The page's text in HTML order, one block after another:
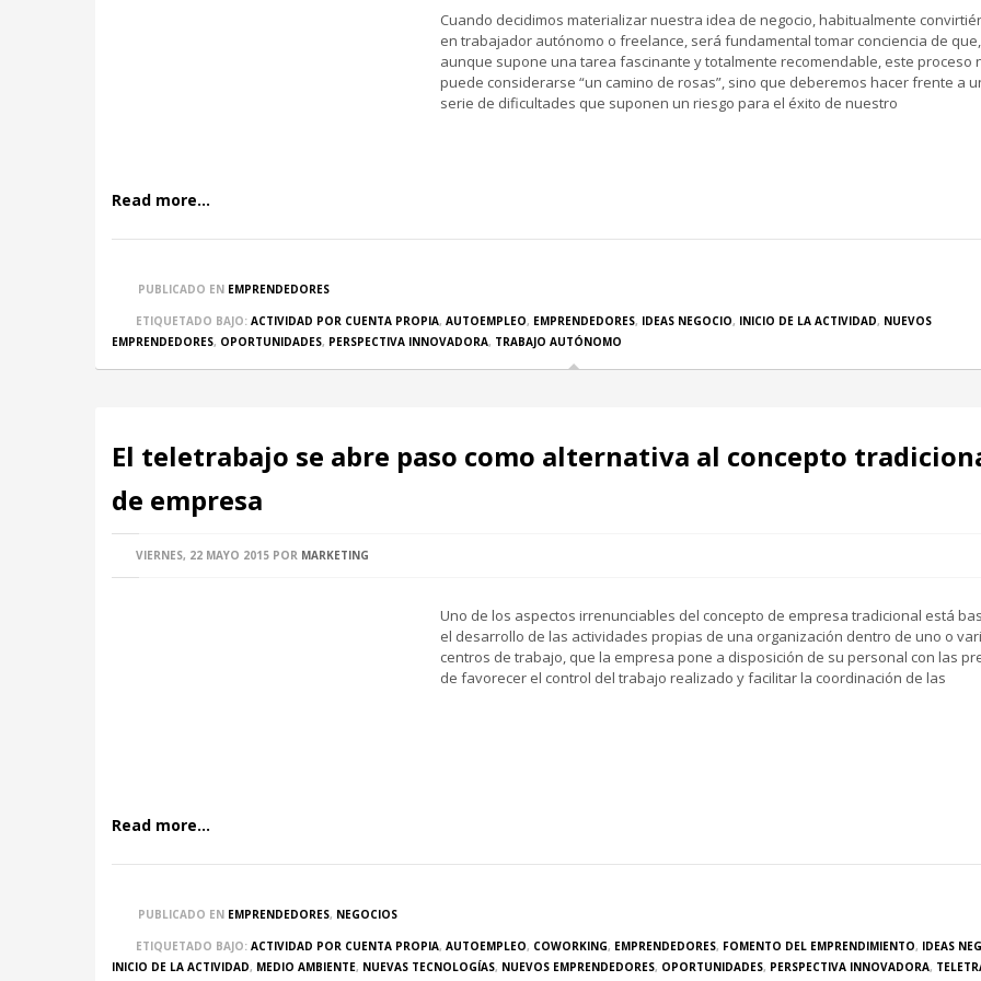
Cuando decidimos materializar nuestra idea de negocio, habitualmente
en trabajador autónomo o freelance, será fundamental tomar conciencia de que,
aunque supone una tarea fascinante y totalmente recomendable, este proceso
puede considerarse “un camino de rosas”, sino que deberemos hacer frente a
serie de dificultades que suponen un riesgo para el éxito de nuestro
Read more...
PUBLICADO EN EMPRENDEDORES
ETIQUETADO BAJO: ACTIVIDAD POR CUENTA PROPIA, AUTOEMPLEO, EMPRENDEDORES, IDEAS NEGOCIO, INICIO DE LA ACTIVIDAD, NUEVOS
EMPRENDEDORES, OPORTUNIDADES, PERSPECTIVA INNOVADORA, TRABAJO AUTÓNOMO
El teletrabajo se abre paso como alternativa al concepto
de empresa
VIERNES, 22 MAYO 2015 POR MARKETING
Uno de los aspectos irrenunciables del concepto de empresa tradicional está
el desarrollo de las actividades propias de una organización dentro de uno o
centros de trabajo, que la empresa pone a disposición de su personal con las
de favorecer el control del trabajo realizado y facilitar la coordinación de las
Read more...
PUBLICADO EN EMPRENDEDORES, NEGOCIOS
ETIQUETADO BAJO: ACTIVIDAD POR CUENTA PROPIA, AUTOEMPLEO, COWORKING, EMPRENDEDORES, FOMENTO DEL EMPRENDIMIENTO, IDEAS
INICIO DE LA ACTIVIDAD, MEDIO AMBIENTE, NUEVAS TECNOLOGÍAS, NUEVOS EMPRENDEDORES, OPORTUNIDADES, PERSPECTIVA INNOVADORA,